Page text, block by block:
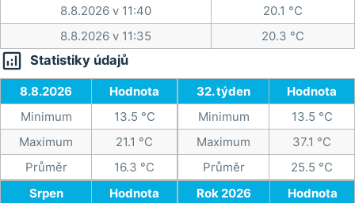
8.8.2026 v 11:40
20.1 °C
8.8.2026 v 11:35
20.3 °C
 Statistiky údajů
8.8.2026
Hodnota
Minimum
13.5 °C
Maximum
21.1 °C
Průměr
16.3 °C
32. týden
Hodnota
Minimum
13.5 °C
Maximum
37.1 °C
Průměr
25.5 °C
Srpen
Hodnota
Rok 2026
Hodnota